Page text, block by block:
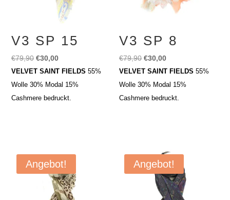
V3 SP 15
€79,90 Ursprünglicher
Preis
war:
€79,90
€30,00Aktueller
Preis
ist:
€30,00.
VELVET SAINT FIELDS 55%
Wolle 30% Modal 15%
Cashmere bedruckt.
V3 SP 8
€79,90 Ursprünglicher
Preis
war:
€79,90
€30,00Aktueller
Preis
ist:
€30,00.
VELVET SAINT FIELDS55%
Wolle 30% Modal 15%
Cashmere bedruckt.
Angebot! Angebot!